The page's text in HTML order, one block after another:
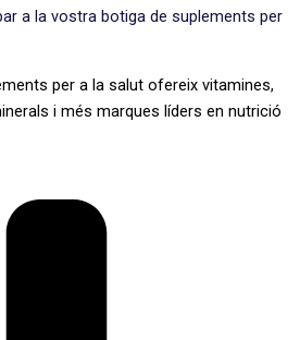
a la vostra botiga de suplements per
per a la salut ofereix vitamines,
i més marques líders en nutrició